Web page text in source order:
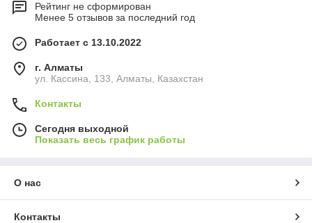
Рейтинг не сформирован
Менее 5 отзывов за последний год
Работает с 13.10.2022
г. Алматы
ул. Кассина, 133, Алматы, Казахстан
Контакты
Сегодня выходной
Показать весь график работы
О нас
Контакты